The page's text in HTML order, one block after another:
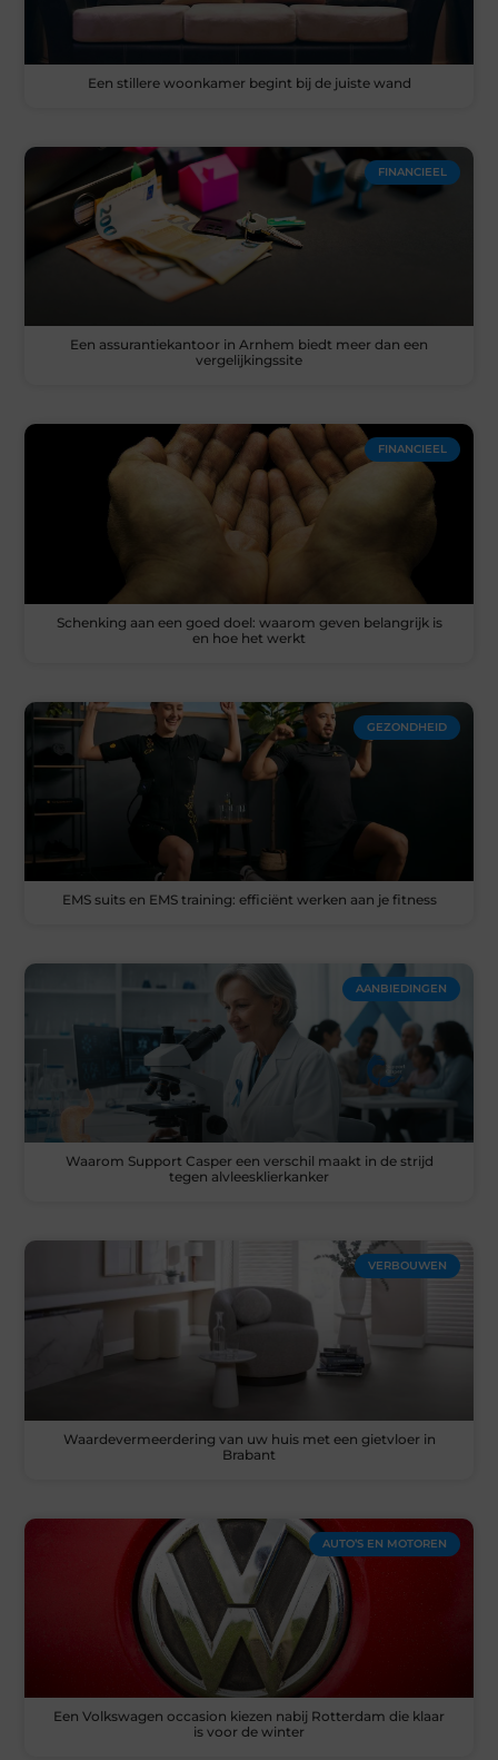
Een stillere woonkamer begint bij de juiste wand
FINANCIEEL
Een assurantiekantoor in Arnhem biedt meer dan een
vergelijkingssite
FINANCIEEL
Schenking aan een goed doel: waarom geven belangrijk is
en hoe het werkt
GEZONDHEID
EMS suits en EMS training: efficiënt werken aan je fitness
AANBIEDINGEN
Waarom Support Casper een verschil maakt in de strijd
tegen alvleesklierkanker
VERBOUWEN
Waardevermeerdering van uw huis met een gietvloer in
Brabant
AUTO’S EN MOTOREN
Een Volkswagen occasion kiezen nabij Rotterdam die klaar
is voor de winter